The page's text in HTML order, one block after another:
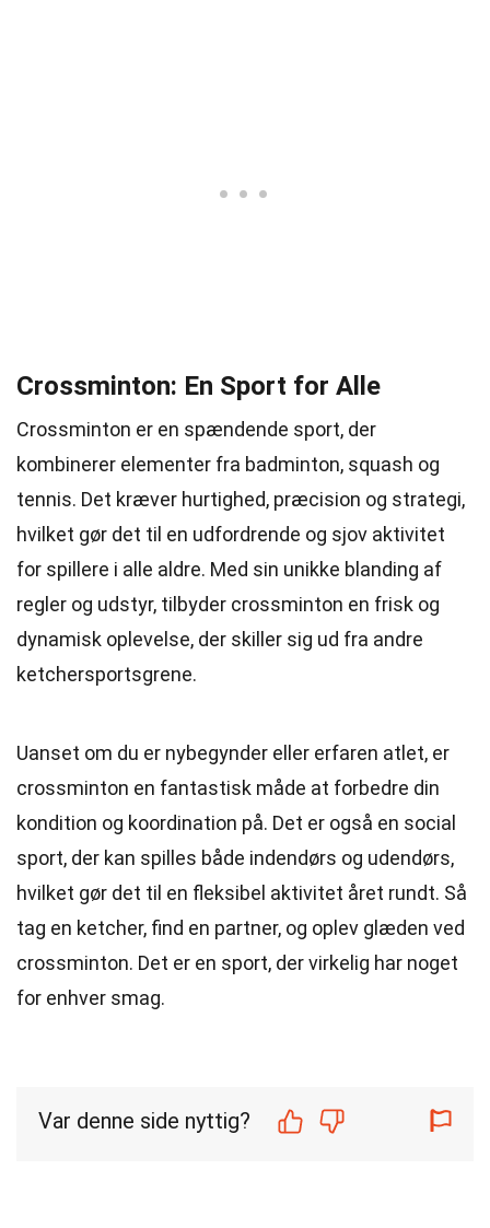
Crossminton: En Sport for Alle
Crossminton er en spændende sport, der
kombinerer elementer fra badminton, squash og
tennis. Det kræver hurtighed, præcision og strategi,
hvilket gør det til en udfordrende og sjov aktivitet
for spillere i alle aldre. Med sin unikke blanding af
regler og udstyr, tilbyder crossminton en frisk og
dynamisk oplevelse, der skiller sig ud fra andre
ketchersportsgrene.
Uanset om du er nybegynder eller erfaren atlet, er
crossminton en fantastisk måde at forbedre din
kondition og koordination på. Det er også en social
sport, der kan spilles både indendørs og udendørs,
hvilket gør det til en fleksibel aktivitet året rundt. Så
tag en ketcher, find en partner, og oplev glæden ved
crossminton. Det er en sport, der virkelig har noget
for enhver smag.
Var denne side nyttig?